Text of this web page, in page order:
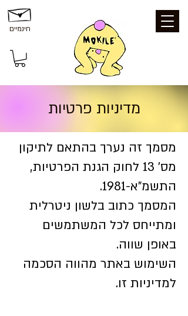
חינמיים
מדיניות פרטיות
מסמך זה נערך בהתאם לתיקון
מס' 13 לחוק הגנת הפרטיות,
התשמ"א-1981.
המסמך כתוב בלשון ניטרלית
ומתייחס לכל המשתמשים
באופן שווה.
השימוש באתר מהווה הסכמה
למדיניות זו.